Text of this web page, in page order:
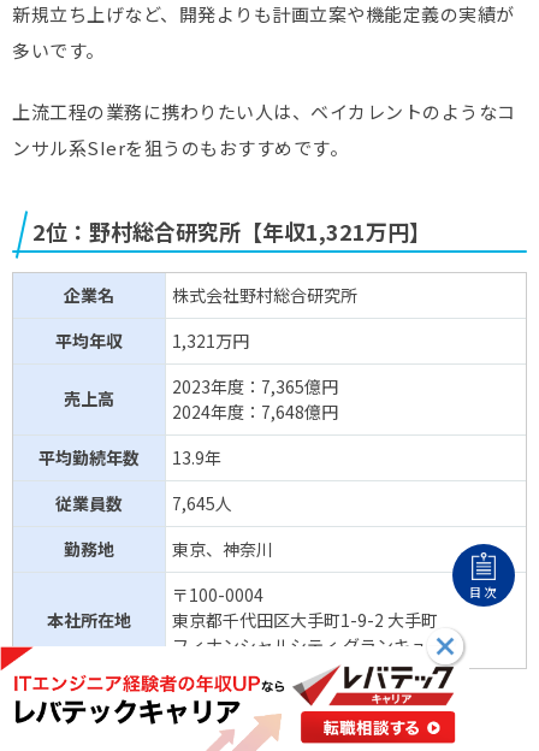
新規立ち上げなど、開発よりも計画立案や機能定義の実績が
多いです。
上流工程の業務に携わりたい人は、ベイカレントのようなコ
ンサル系SIerを狙うのもおすすめです。
2位：野村総合研究所【年収1,321万円】
企業名
株式会社野村総合研究所
平均年収
1,321万円
売上高
2023年度：7,365億円
2024年度：7,648億円
平均勤続年数
13.9年
従業員数
7,645人
勤務地
東京、神奈川
本社所在地
〒100-0004
東京都千代田区大手町1-9-2 大手町
フィナンシャルシティ グランキューブ
出典：有価証券報告書
目次